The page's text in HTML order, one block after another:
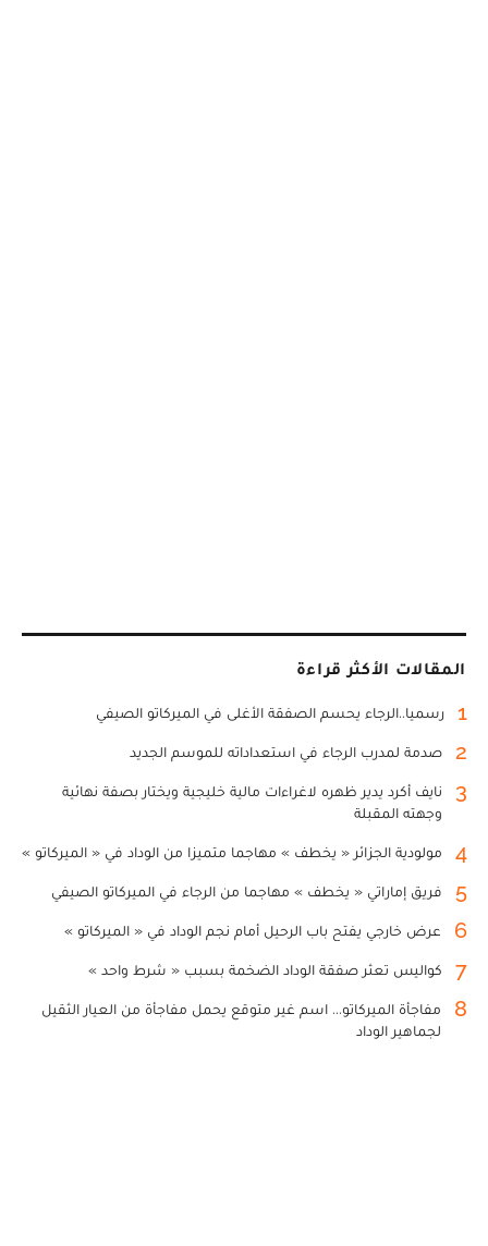
المقالات الأكثر قراءة
1 رسميا..الرجاء يحسم الصفقة الأغلى في الميركاتو الصيفي
2 صدمة لمدرب الرجاء في استعداداته للموسم الجديد
3
نايف أكرد يدير ظهره لاغراءات مالية خليجية ويختار بصفة نهائية
وجهته المقبلة
4 مولودية الجزائر « يخطف » مهاجما متميزا من الوداد في « الميركاتو »
5 فريق إماراتي « يخطف » مهاجما من الرجاء في الميركاتو الصيفي
6 عرض خارجي يفتح باب الرحيل أمام نجم الوداد في « الميركاتو »
7 كواليس تعثر صفقة الوداد الضخمة بسبب « شرط واحد »
8
مفاجأة الميركاتو... اسم غير متوقع يحمل مفاجأة من العيار الثقيل
لجماهير الوداد